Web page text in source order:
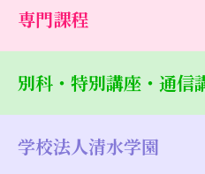
専門課程
別科・特別講座・通信
学校法人清水学園